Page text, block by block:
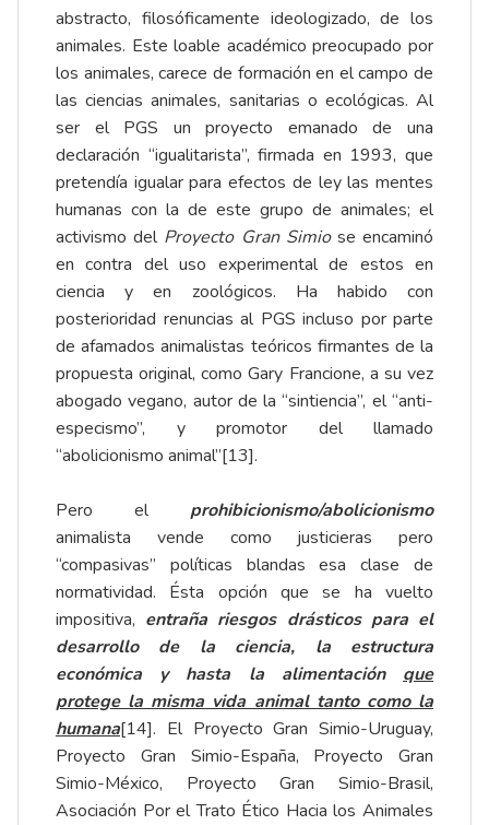
abstracto, filosóficamente ideologizado, de los
animales. Este loable académico preocupado por
los animales, carece de formación en el campo de
las ciencias animales, sanitarias o ecológicas. Al
ser el PGS un proyecto emanado de una
declaración “igualitarista”, firmada en 1993, que
pretendía igualar para efectos de ley las mentes
humanas con la de este grupo de animales; el
activismo del Proyecto Gran Simiose encaminó
en contra del uso experimental de estos en
ciencia y en zoológicos. Ha habido con
posterioridad renuncias al PGS incluso por parte
de afamados animalistas teóricos firmantes de la
propuesta original, como Gary Francione, a su vez
abogado vegano, autor de la “sintiencia”, el “anti-
especismo”, y promotor del llamado
“abolicionismo animal”[13].
Pero el prohibicionismo/abolicionismo
animalista vende como justicieras pero
“compasivas” políticas blandas esa clase de
normatividad. Ésta opción que se ha vuelto
impositiva, entraña riesgos drásticos para el
desarrollo de la ciencia, la estructura
económica y hasta la alimentación que
protege la misma vida animal tanto como la
humana[14]. El Proyecto Gran Simio-Uruguay,
Proyecto Gran Simio-España, Proyecto Gran
Simio-México, Proyecto Gran Simio-Brasil,
Asociación Por el Trato Ético Hacia los Animales